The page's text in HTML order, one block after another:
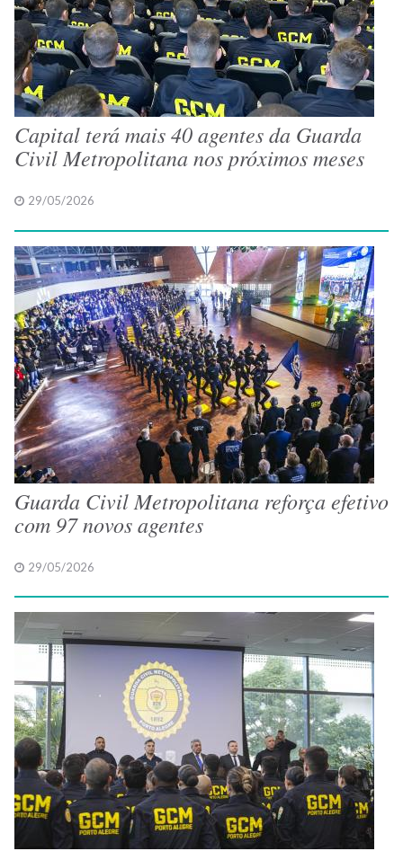
Capital terá mais 40 agentes da Guarda
Civil Metropolitana nos próximos meses
29/05/2026
Guarda Civil Metropolitana reforça efetivo
com 97 novos agentes
29/05/2026